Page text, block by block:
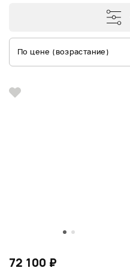
По цене (возрастание)
72 100 ₽